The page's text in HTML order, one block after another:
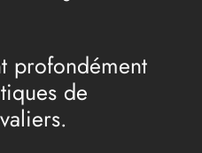
profondément
de